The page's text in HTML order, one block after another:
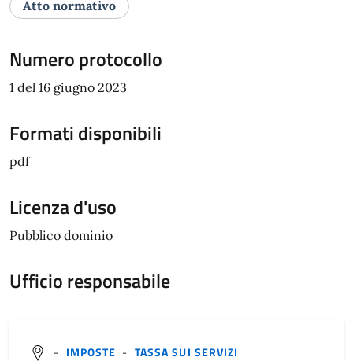
Atto normativo
Numero protocollo
1 del 16 giugno 2023
Formati disponibili
pdf
Licenza d'uso
Pubblico dominio
Ufficio responsabile
- IMPOSTE - TASSA SUI SERVIZI